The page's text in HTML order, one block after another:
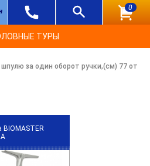
0
ТУРЫ
шпулю за один оборот ручки,(см) 77 от
BIOMASTER